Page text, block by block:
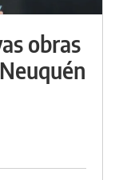
obras